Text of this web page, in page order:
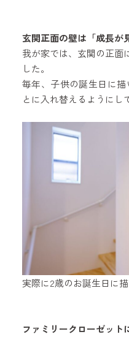
玄関正面の壁は「成長が
我が家では、玄関の正面
した。
毎年、子供の誕生日に
とに入れ替えるようにし
実際に2歳のお誕生日に
ファミリークローゼット